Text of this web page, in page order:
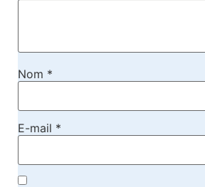
Nom *
E-mail *